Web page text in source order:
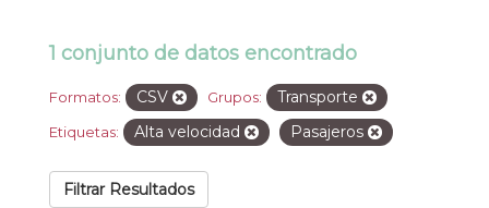
1 conjunto de datos encontrado
Formatos: CSV Grupos: Transporte
Etiquetas: Alta velocidad Pasajeros
Filtrar Resultados